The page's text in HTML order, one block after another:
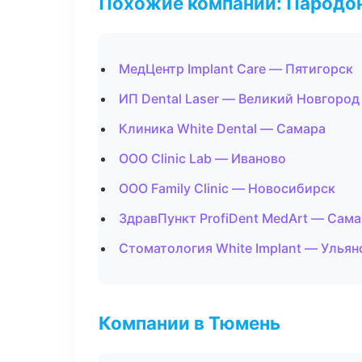
МедЦентр Implant Care — Пятигорск
ИП Dental Laser — Великий Новгород
Клиника White Dental — Самара
ООО Clinic Lab — Иваново
ООО Family Clinic — Новосибирск
ЗдравПункт ProfiDent MedArt —
Стоматология White Implant —
Компании в Тюмень